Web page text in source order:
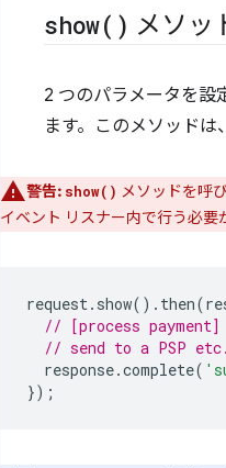
show( ) メソッ
2 つのパラメータを設
ます。このメソッドは
警告: show() メソッドを呼
イベント リスナー内で行う必要
request. show(). then(
// [process payment]
// send to a PSP etc.
response.complete(
});